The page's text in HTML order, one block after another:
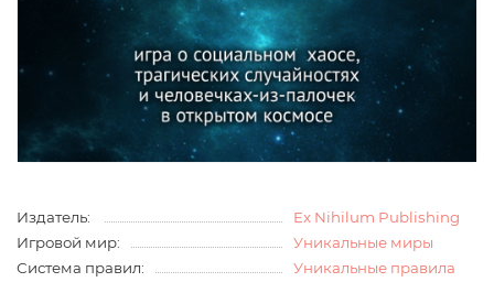
Издатель:
Ex Nihilum Publishing
Игровой мир:
Уникальные миры
Система правил:
Уникальные правила